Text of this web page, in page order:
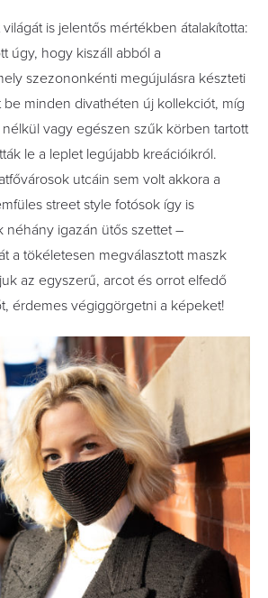
is jelentős mértékben átalakította:
úgy, hogy kiszáll abból a
szezononkénti megújulásra készteti
minden divathéten új kollekciót, míg
vagy egészen szűk körben tartott
le a leplet legújabb kreációikról.
utcáin sem volt akkora a
street style fotósok így is
néhány igazán ütős szettet –
a tökéletesen megválasztott maszk
az egyszerű, arcot és orrot elfedő
érdemes végiggörgetni a képeket!